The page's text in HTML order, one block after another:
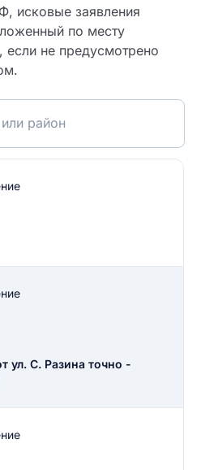
исковые заявления
по месту
если не предусмотрено
район
ул. С. Разина точно -